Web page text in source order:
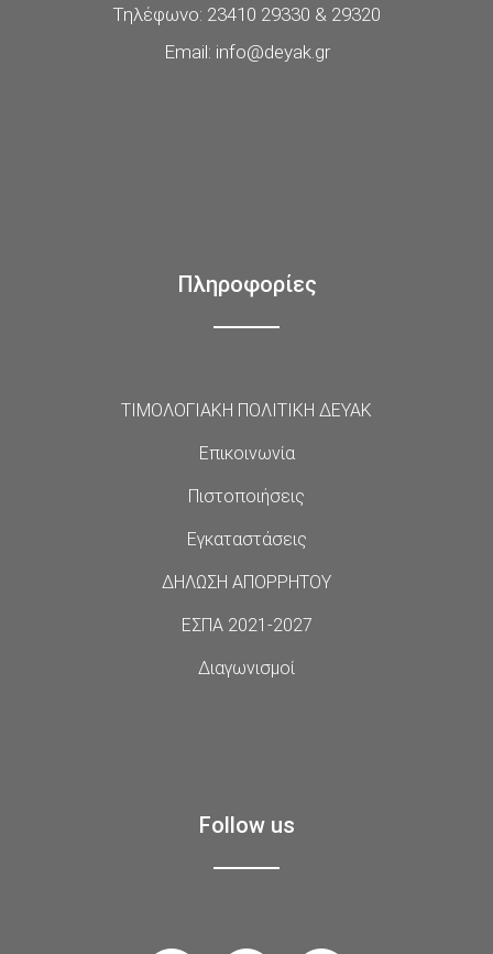
Τηλέφωνο: 23410 29330 & 29320
Email: info@deyak.gr
Πληροφορίες
ΤΙΜΟΛΟΓΙΑΚΗ ΠΟΛΙΤΙΚΗ ΔΕΥΑΚ
Επικοινωνία
Πιστοποιήσεις
Εγκαταστάσεις
ΔΗΛΩΣΗ ΑΠΟΡΡΗΤΟΥ
ΕΣΠΑ 2021-2027
Διαγωνισμοί
Follow us